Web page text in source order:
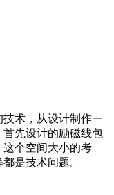
术，从设计制作一
先设计的励磁线包
个空间大小的考
都是技术问题。